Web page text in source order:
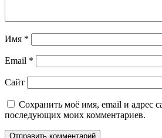
Имя *
Email *
Сайт
Сохранить моё имя, email и адрес
последующих моих комментариев.